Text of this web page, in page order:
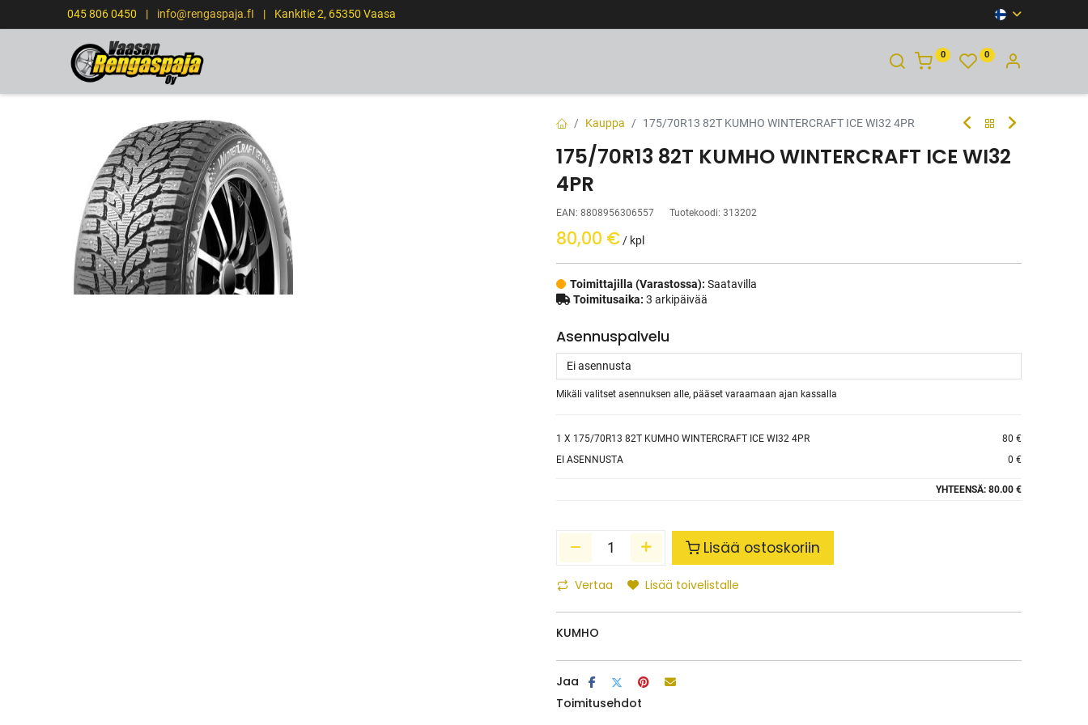
045 806 0450 | info@rengaspaja.fI | Kankitie 2, 65350 Vaasa
0 0
Kauppa 175/70R13 82T KUMHO WINTERCRAFT ICE WI32 4PR
175/70R13 82T KUMHO WINTERCRAFT ICE WI32
4PR
EAN: 8808956306557 Tuotekoodi: 313202
80,00 € / kpl
Toimittajilla (Varastossa): Saatavilla
Toimitusaika: 3 arkipäivää
Asennuspalvelu
Mikäli valitset asennuksen alle, pääset varaamaan ajan kassalla
1 X 175/70R13 82T KUMHO WINTERCRAFT ICE WI32 4PR
80 €
EI ASENNUSTA
0 €
YHTEENSÄ: 80.00 €
Lisää ostoskoriin
Vertaa Lisää toivelistalle
KUMHO
Jaa
Toimitusehdot